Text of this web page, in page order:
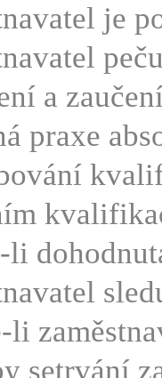
je
a
praxe
li
li
setrvání